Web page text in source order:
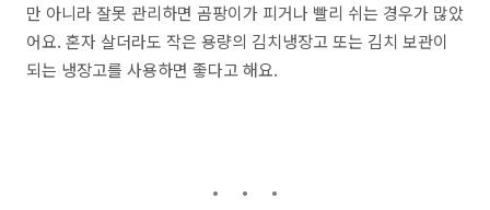
만 아니라 잘못 관리하면 곰팡이가 피거나 빨리 쉬는 경우가 많았
어요. 혼자 살더라도 작은 용량의 김치냉장고 또는 김치 보관이
되는 냉장고를 사용하면 좋다고 해요.